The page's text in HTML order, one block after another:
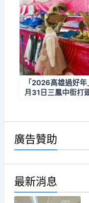
「2026高雄過好
月31日三鳳中街打
廣告贊助
最新消息